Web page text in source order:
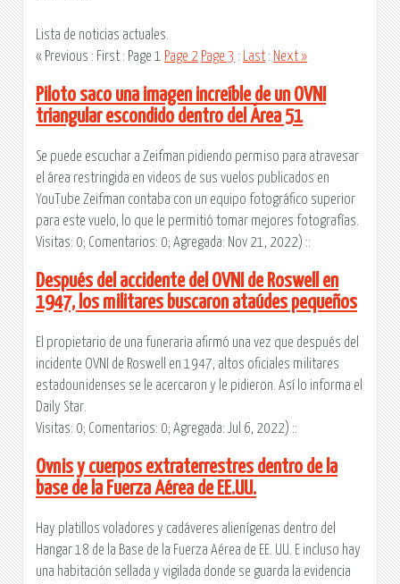
Lista de noticias actuales.
« Previous : First : Page 1 Page 2 Page 3 : Last : Next »
Piloto saco una imagen increíble de un OVNI
triangular escondido dentro del Área 51
Se puede escuchar a Zeifman pidiendo permiso para atravesar
el área restringida en videos de sus vuelos publicados en
YouTube Zeifman contaba con un equipo fotográfico superior
para este vuelo, lo que le permitió tomar mejores fotografías.
Visitas: 0; Comentarios: 0; Agregada: Nov 21, 2022) ::
Después del accidente del OVNI de Roswell en
1947, los militares buscaron ataúdes pequeños
El propietario de una funeraria afirmó una vez que después del
incidente OVNI de Roswell en 1947, altos oficiales militares
estadounidenses se le acercaron y le pidieron. Así lo informa el
Daily Star.
Visitas: 0; Comentarios: 0; Agregada: Jul 6, 2022) ::
Ovnis y cuerpos extraterrestres dentro de la
base de la Fuerza Aérea de EE.UU.
Hay platillos voladores y cadáveres alienígenas dentro del
Hangar 18 de la Base de la Fuerza Aérea de EE. UU. E incluso hay
una habitación sellada y vigilada donde se guarda la evidencia